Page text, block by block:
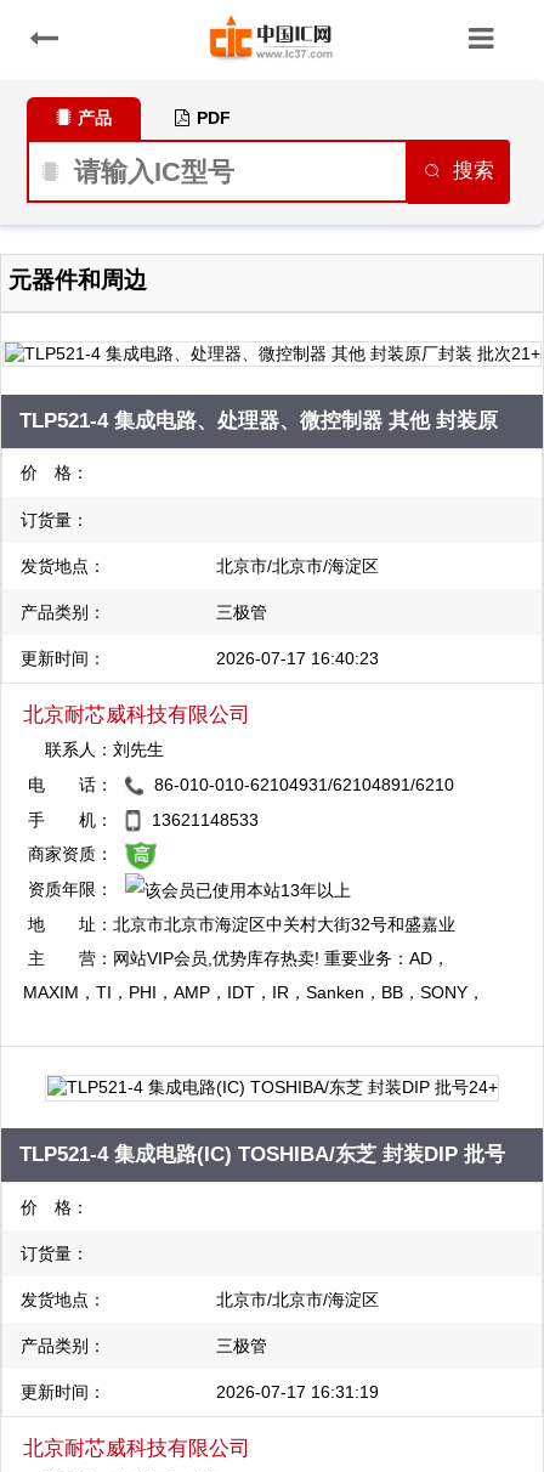
产品 PDF
搜索
元器件和周边
TLP521-4 集成电路、处理器、微控制器 其他 封装原
厂封装 批次21+
价 格：
订货量：
发货地点： 北京市/北京市/海淀区
产品类别： 三极管
更新时间： 2026-07-17 16:40:23
北京耐芯威科技有限公司
联系人：刘先生
QQ：2880824479
复制
QQ：1344056792
复制
电 话：
86-010-010-62104931/62104891/6210
4578
手 机：
13621148533
商家资质：
资质年限：
地 址：北京市北京市海淀区中关村大街32号和盛嘉业
大厦10层1009室
主 营： 网站VIP会员,优势库存热卖! 重要业务：AD，
MAXIM，TI，PHI，AMP，IDT，IR，Sanken，BB，SONY，
TLP521-4 集成电路(IC) TOSHIBA/东芝 封装DIP 批号
24+
价 格：
订货量：
发货地点： 北京市/北京市/海淀区
产品类别： 三极管
更新时间： 2026-07-17 16:31:19
北京耐芯威科技有限公司